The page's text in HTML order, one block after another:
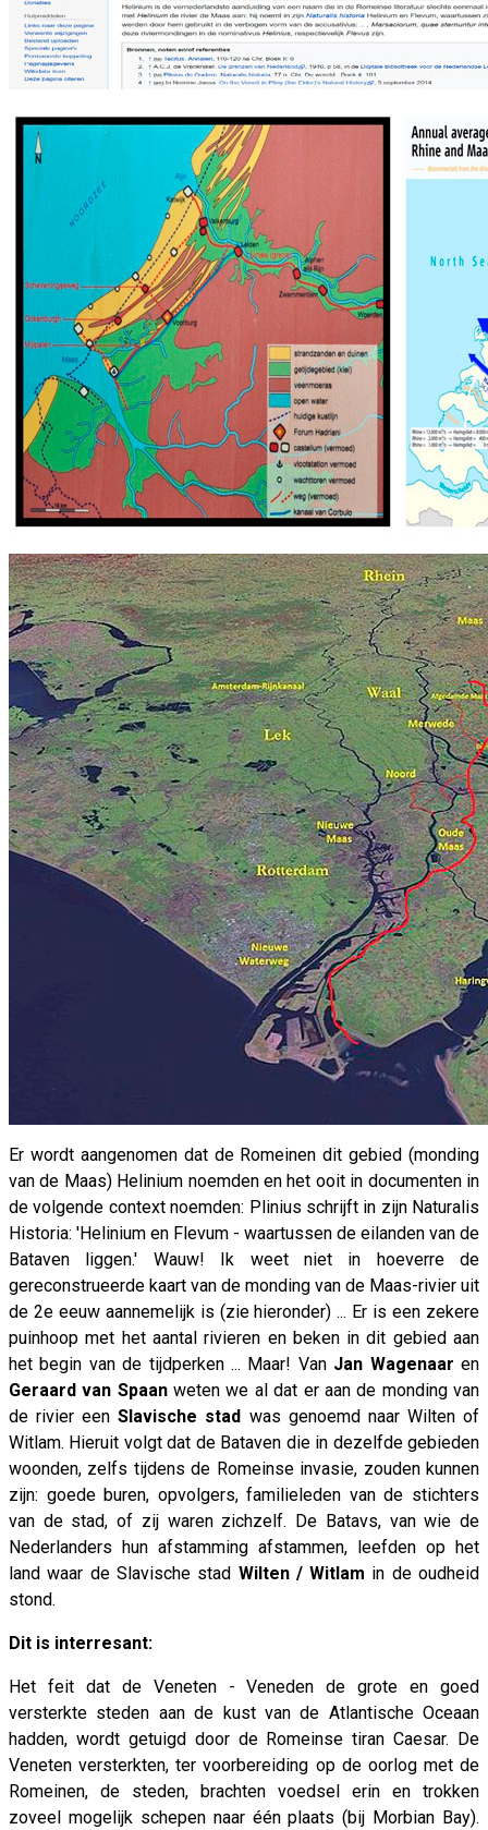
Er wordt aangenomen dat de Romeinen dit gebied (monding
van de Maas) Helinium noemden en het ooit in documenten in
de volgende context noemden: Plinius schrijft in zijn Naturalis
Historia: 'Helinium en Flevum - waartussen de eilanden van de
Bataven liggen.' Wauw! Ik weet niet in hoeverre de
gereconstrueerde kaart van de monding van de Maas-rivier uit
de 2e eeuw aannemelijk is (zie hieronder) ... Er is een zekere
puinhoop met het aantal rivieren en beken in dit gebied aan
het begin van de tijdperken ... Maar! Van Jan Wagenaar en
Geraard van Spaanweten we al dat er aan de monding van
de rivier eenSlavische stad was genoemd naar Wilten of
Witlam. Hieruit volgt dat de Bataven die in dezelfde gebieden
woonden, zelfs tijdens de Romeinse invasie, zouden kunnen
zijn: goede buren, opvolgers, familieleden van de stichters
van de stad, of zij waren zichzelf. De Batavs, van wie de
Nederlanders hun afstamming afstammen, leefden op het
land waar de Slavische stad Wilten / Witlam in de oudheid
stond.
Dit is interresant:
Het feit dat de Veneten - Veneden de grote en goed
versterkte steden aan de kust van de Atlantische Oceaan
hadden, wordt getuigd door de Romeinse tiran Caesar. De
Veneten versterkten, ter voorbereiding op de oorlog met de
Romeinen, de steden, brachten voedsel erin en trokken
zoveel mogelijk schepen naar één plaats (bij Morbian Bay).